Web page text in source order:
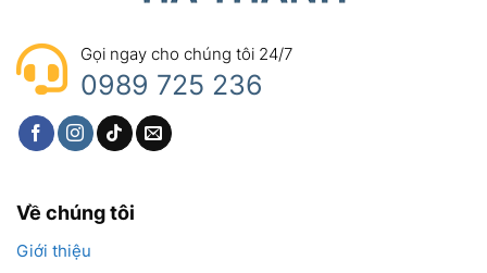
Gọi ngay cho chúng tôi 24/7
0989 725 236
Về chúng tôi
Giới thiệu